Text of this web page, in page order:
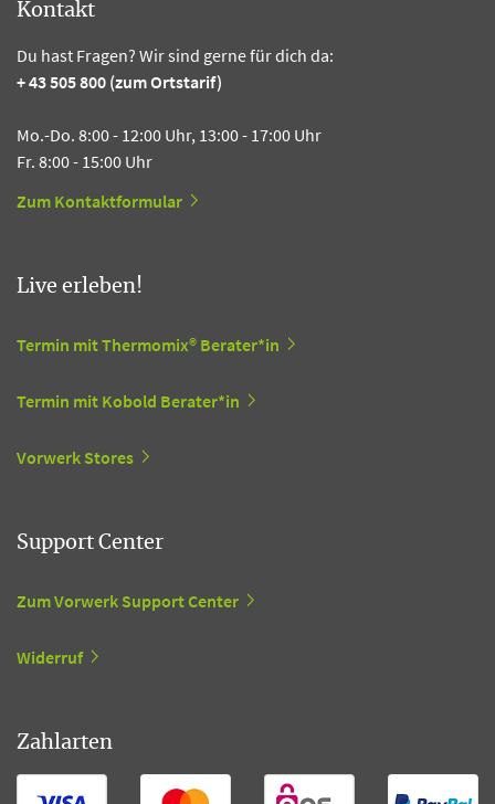
Kontakt
Du hast Fragen? Wir sind gerne für dich da:
+ 43 505 800 (zum Ortstarif)
Mo.-Do. 8:00 - 12:00 Uhr, 13:00 - 17:00 Uhr
Fr. 8:00 - 15:00 Uhr
Zum Kontaktformular
Live erleben!
Termin mit Thermomix® Berater*in
Termin mit Kobold Berater*in
Vorwerk Stores
Support Center
Zum Vorwerk Support Center
Widerruf
Zahlarten